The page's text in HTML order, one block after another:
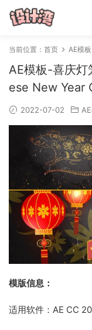
当前位置： 首页 AE模板
AE模板-喜庆
ese New Year
2022-07-02
模版信息：
适用软件：AE CC